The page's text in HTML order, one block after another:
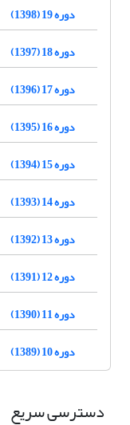
دوره 19 (1398)
دوره 18 (1397)
دوره 17 (1396)
دوره 16 (1395)
دوره 15 (1394)
دوره 14 (1393)
دوره 13 (1392)
دوره 12 (1391)
دوره 11 (1390)
دوره 10 (1389)
دسترسی سریع